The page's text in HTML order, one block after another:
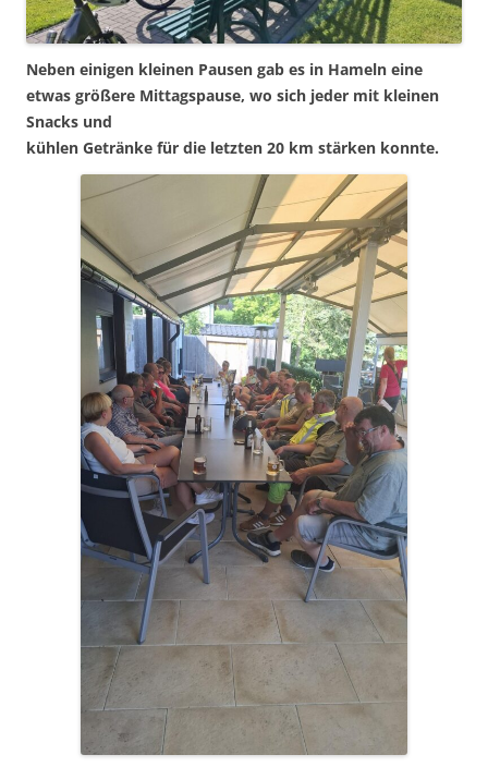
Neben einigen kleinen Pausen gab es in Hameln eine
etwas größere Mittagspause, wo sich jeder mit kleinen
Snacks und
kühlen Getränke für die letzten 20 km stärken konnte.